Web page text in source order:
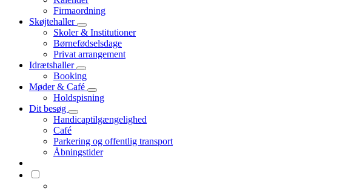
Firmaordning
Skøjtehaller
Skoler & Institutioner
Børnefødselsdage
Privat arrangement
Idrætshaller
Booking
Møder & Café
Holdspisning
Dit besøg
Handicaptilgængelighed
Café
Parkering og offentlig transport
Åbningstider